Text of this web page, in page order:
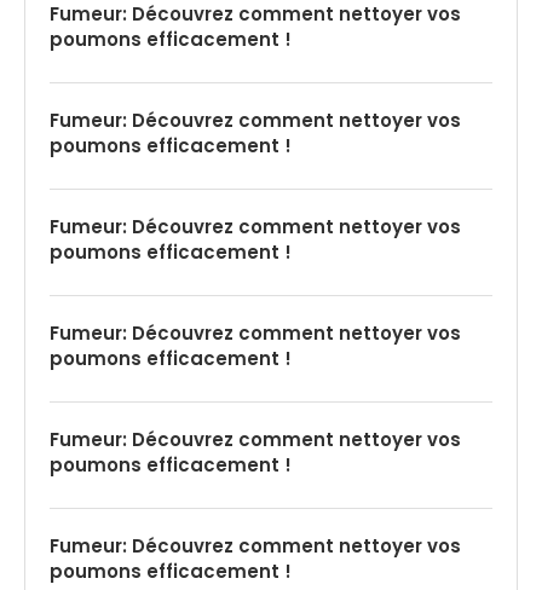
Fumeur: Découvrez comment nettoyer vos
poumons efficacement !
Fumeur: Découvrez comment nettoyer vos
poumons efficacement !
Fumeur: Découvrez comment nettoyer vos
poumons efficacement !
Fumeur: Découvrez comment nettoyer vos
poumons efficacement !
Fumeur: Découvrez comment nettoyer vos
poumons efficacement !
Fumeur: Découvrez comment nettoyer vos
poumons efficacement !